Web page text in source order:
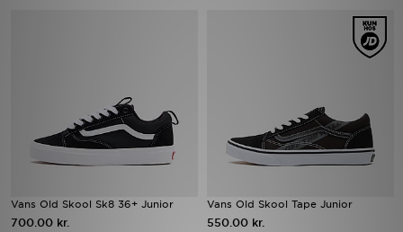
Vans Old Skool Sk8 36+ Junior
700.00 kr.
Vans Old Skool Tape Junior
550.00 kr.
Hjælp & information